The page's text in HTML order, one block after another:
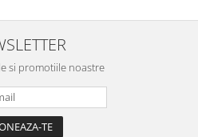
si promotiile noastre